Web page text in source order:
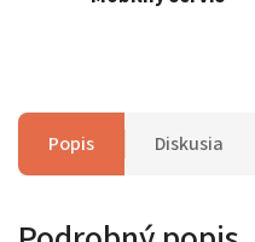
Popis Diskusia